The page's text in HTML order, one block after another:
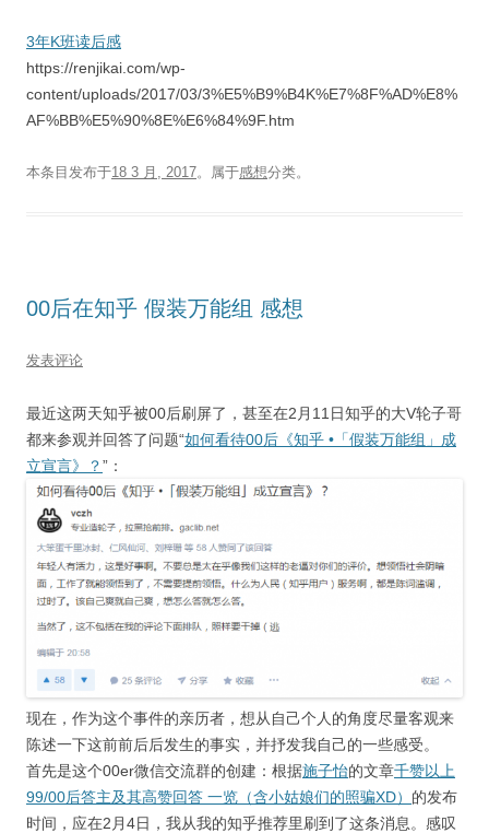
3年K班读后感
https://renjikai.com/wp-
content/uploads/2017/03/3%E5%B9%B4K%E7%8F%AD%E8%
AF%BB%E5%90%8E%E6%84%9F.htm
本条目发布于18 3 月, 2017。属于感想分类。
00后在知乎 假装万能组 感想
发表评论
最近这两天知乎被00后刷屏了，甚至在2月11日知乎的大V轮子哥
都来参观并回答了问题“如何看待00后《知乎 •「假装万能组」成
立宣言》？”：
现在，作为这个事件的亲历者，想从自己个人的角度尽量客观来
陈述一下这前前后后发生的事实，并抒发我自己的一些感受。
首先是这个00er微信交流群的创建：根据施子怡的文章千赞以上
99/00后答主及其高赞回答 一览（含小姑娘们的照骗XD） 的发布
时间，应在2月4日，我从我的知乎推荐里刷到了这条消息。感叹